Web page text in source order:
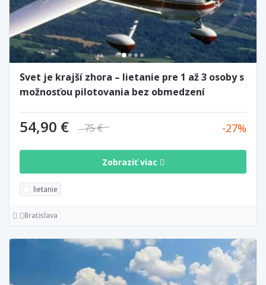
Svet je krajší zhora – lietanie pre 1 až 3 osoby s
možnosťou pilotovania bez obmedzení
54,90 € 75 € 27
Zobraziť viac
lietanie
Bratislava